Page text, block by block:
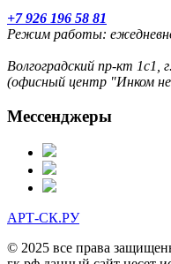
+7 926 196 58 81
Режим работы:
Волгоградский пр-кт
(офисный центр "Инком
Мессенджеры
АРТ-СК.РУ
© 2025 все права